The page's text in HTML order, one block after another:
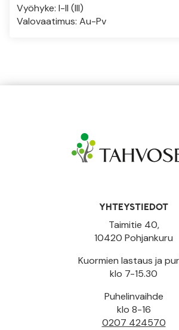
Vyöhyke: I-II (III)
Valovaatimus: Au-Pv
YHTEYSTIEDOT
Taimitie 40,
10420 Pohjankuru
Kuormien lastaus ja
klo 7-15.30
Puhelinvaihde
klo 8-16
0207 424570